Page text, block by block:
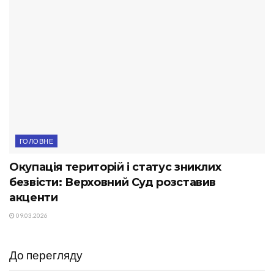
ГОЛОВНЕ
Окупація територій і статус зниклих
безвісти: Верховний Суд розставив
акценти
09.03.2026
До перегляду